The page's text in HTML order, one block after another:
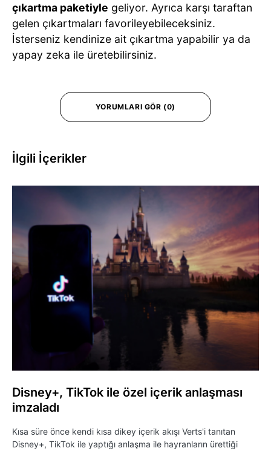
çıkartma paketiyle geliyor. Ayrıca karşı taraftan
gelen çıkartmaları favorileyebileceksiniz.
İsterseniz kendinize ait çıkartma yapabilir ya da
yapay zeka ile üretebilirsiniz.
YORUMLARI GÖR (0)
İlgili İçerikler
Disney+, TikTok ile özel içerik anlaşması
imzaladı
Kısa süre önce kendi kısa dikey içerik akışı Verts'i tanıtan
Disney+, TikTok ile yaptığı anlaşma ile hayranların ürettiği